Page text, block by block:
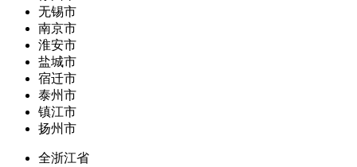
无锡市
南京市
淮安市
盐城市
宿迁市
泰州市
镇江市
扬州市
全浙江省